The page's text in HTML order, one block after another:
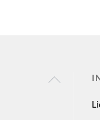
Back